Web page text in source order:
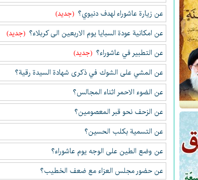
عن زيارة عاشوراء لهدف دنيوي؟ (جدید)
عن امكانية عودة السبايا يوم الاربعين الى كربلاء؟ (جدید)
عن التطبير في عاشوراء؟ (جدید)
عن المشي على الشوك في ذكرى شهادة السيدة رقية؟
عن الضوء الاحمر اثناء المجالس؟
عن الزحف نحو قبر المعصومين؟
عن التسمية بكلب الحسين؟
عن وضع الطين على الوجه يوم عاشوراء؟
عن حضور مجلس العزاء مع ضعف الخطيب؟